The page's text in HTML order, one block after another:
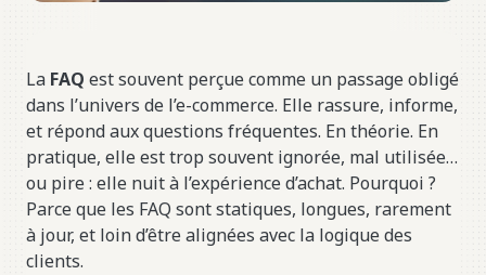
La FAQ est souvent perçue comme un passage obligé
dans l’univers de l’e-commerce. Elle rassure, informe,
et répond aux questions fréquentes. En théorie. En
pratique, elle est trop souvent ignorée, mal utilisée…
ou pire : elle nuit à l’expérience d’achat. Pourquoi ?
Parce que les FAQ sont statiques, longues, rarement
à jour, et loin d’être alignées avec la logique des
clients.